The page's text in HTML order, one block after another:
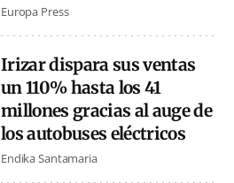
Europa Press
Irizar dispara sus ventas
un 110% hasta los 41
millones gracias al auge de
los autobuses eléctricos
Endika Santamaria